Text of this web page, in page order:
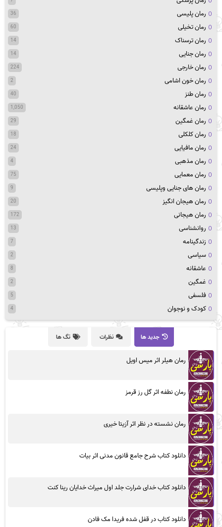
رمان پلیسی 36
رمان تخیلی 60
رمان ترسناک 14
رمان جنایی 14
رمان خارجی 224
رمان خون اشامی 2
رمان طنز 40
رمان عاشقانه 1,050
رمان غمگین 29
رمان کلکلی 18
رمان مافیایی 24
رمان مذهبی 4
رمان معمایی 75
رمان های جنایی وپلیسی 9
رمان هیجان انگیز 20
رمان هیجانی 172
روانشناسی 13
زندگینامه 7
سیاسی 2
عاشقانه 8
غمگین 2
فلسفی 5
کودک و نوجوان 4
جدید ها نظرات تگ ها
رمان هیلر اثر میس اویل
رمان نطفه اثر گل رز قرمز
رمان نشسته در نظر اثر آزیتا خیری
دانلود کتاب شرح جامع قانون مدنی اثر بیات
دانلود کتاب خدای شرارت جلد اول میراث خدایان رینا کنت
دانلود کتاب در قفل شده فریدا مک فادن